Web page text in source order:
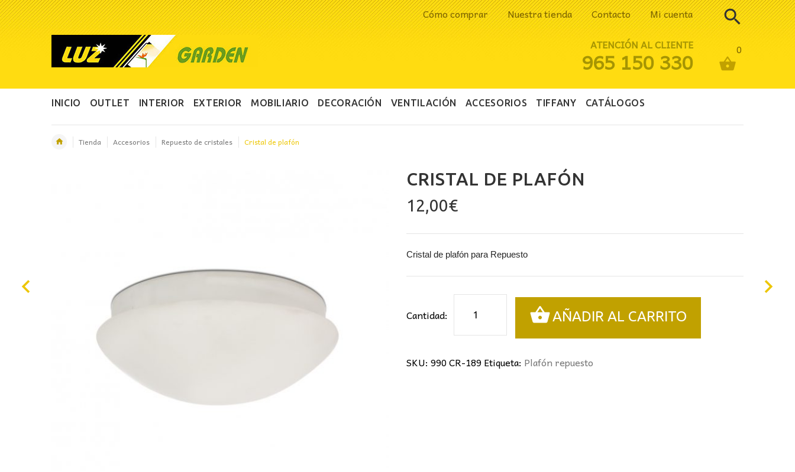
Cómo comprar Nuestra tienda Contacto Mi cuenta
0
ATENCIÓN AL CLIENTE
965 150 330
INICIO OUTLET INTERIOR EXTERIOR MOBILIARIO DECORACIÓN VENTILACIÓN ACCESORIOS TIFFANY CATÁLOGOS
Tienda Accesorios Repuesto de cristales Cristal de plafón
CRISTAL DE PLAFÓN
12,00€
Cristal de plafón para Repuesto
Cantidad:
plafón
AÑADIR AL CARRITO
SKU: 990 CR-189 Etiqueta: Plafón repuesto